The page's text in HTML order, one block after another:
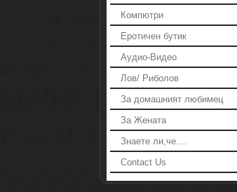
Компютри
Еротичен бутик
Аудио-Видео
Лов/ Риболов
За домашният любимец
За Жената
Знаете ли,че....
Contact Us